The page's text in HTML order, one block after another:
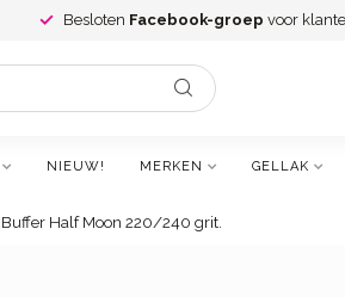
Besloten Facebook-groep voor
NIEUW! MERKEN GELLAK
Half Moon 220/240 grit.